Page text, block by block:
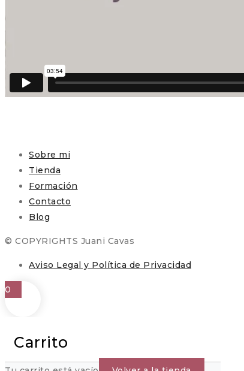
Sobre mi
Tienda
Formación
Contacto
Blog
© COPYRIGHTS Juani Cavas
Aviso Legal y Política de Privacidad
0
Carrito